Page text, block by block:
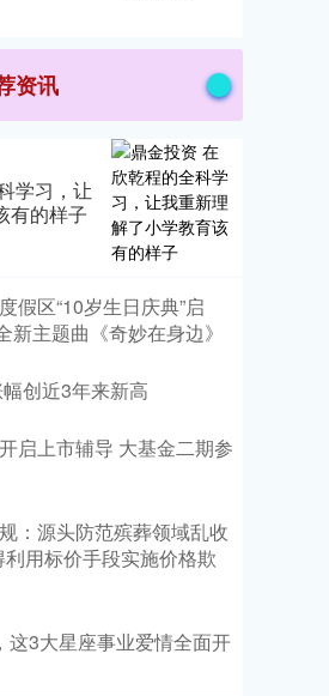
资讯
学习，让
有的样子
假区“10岁生日庆典”启
主题曲《奇妙在身边》
创近3年来新高
启上市辅导 大基金二期参
：源头防范殡葬领域乱收
利用标价手段实施价格欺
这3大星座事业爱情全面开